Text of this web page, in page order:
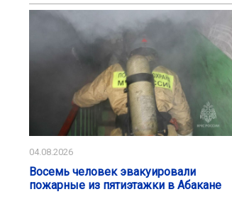
04.08.2026
Восемь человек эвакуировали
пожарные из пятиэтажки в Абакане